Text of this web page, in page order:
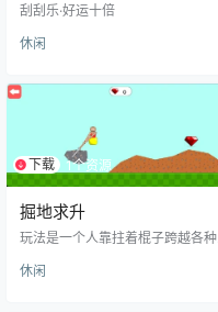
刮刮乐·好运十倍
休闲
下载
1个资源
掘地求升
玩法是一个人靠拄着棍子跨越各种
休闲